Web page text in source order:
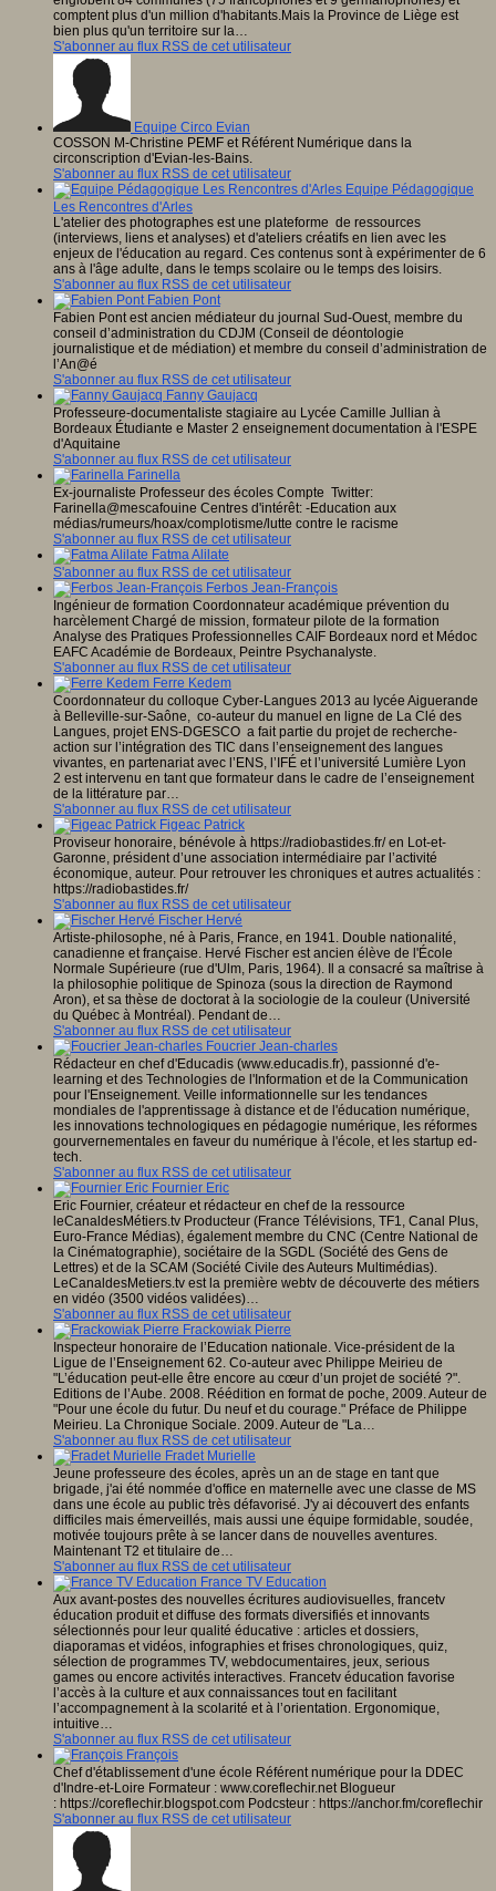
comptent plus d'un million d'habitants.Mais la Province de Liège est
bien plus qu'un territoire sur la…
S'abonner au flux RSS de cet utilisateur
Equipe Circo Evian
COSSON M-Christine PEMF et Référent Numérique dans la
circonscription d'Evian-les-Bains.
S'abonner au flux RSS de cet utilisateur
Equipe Pédagogique
Les Rencontres d'Arles
L'atelier des photographes est une plateforme de ressources
(interviews, liens et analyses) et d'ateliers créatifs en lien avec les
enjeux de l'éducation au regard. Ces contenus sont à expérimenter de 6
ans à l'âge adulte, dans le temps scolaire ou le temps des loisirs.
S'abonner au flux RSS de cet utilisateur
Fabien Pont
Fabien Pont est ancien médiateur du journal Sud-Ouest, membre du
conseil d’administration du CDJM (Conseil de déontologie
journalistique et de médiation) et membre du conseil d’administration de
l’An@é
S'abonner au flux RSS de cet utilisateur
Fanny Gaujacq
Professeure-documentaliste stagiaire au Lycée Camille Jullian à
Bordeaux Étudiante e Master 2 enseignement documentation à l'ESPE
d'Aquitaine
S'abonner au flux RSS de cet utilisateur
Farinella
Ex-journaliste Professeur des écoles Compte Twitter:
Farinella@mescafouine Centres d'intérêt: -Education aux
médias/rumeurs/hoax/complotisme/lutte contre le racisme
S'abonner au flux RSS de cet utilisateur
Fatma Alilate
S'abonner au flux RSS de cet utilisateur
Ferbos Jean-François
Ingénieur de formation Coordonnateur académique prévention du
harcèlement Chargé de mission, formateur pilote de la formation
Analyse des Pratiques Professionnelles CAIF Bordeaux nord et Médoc
EAFC Académie de Bordeaux, Peintre Psychanalyste.
S'abonner au flux RSS de cet utilisateur
Ferre Kedem
Coordonnateur du colloque Cyber-Langues 2013 au lycée Aiguerande
à Belleville-sur-Saône, co-auteur du manuel en ligne de La Clé des
Langues, projet ENS-DGESCO a fait partie du projet de recherche-
action sur l’intégration des TIC dans l’enseignement des langues
vivantes, en partenariat avec l’ENS, l’IFÉ et l’université Lumière Lyon
2 est intervenu en tant que formateur dans le cadre de l’enseignement
de la littérature par…
S'abonner au flux RSS de cet utilisateur
Figeac Patrick
Proviseur honoraire, bénévole à https://radiobastides.fr/ en Lot-et-
Garonne, président d’une association intermédiaire par l’activité
économique, auteur. Pour retrouver les chroniques et autres actualités :
https://radiobastides.fr/
S'abonner au flux RSS de cet utilisateur
Fischer Hervé
Artiste-philosophe, né à Paris, France, en 1941. Double nationalité,
canadienne et française. Hervé Fischer est ancien élève de l'École
Normale Supérieure (rue d'Ulm, Paris, 1964). Il a consacré sa maîtrise à
la philosophie politique de Spinoza (sous la direction de Raymond
Aron), et sa thèse de doctorat à la sociologie de la couleur (Université
du Québec à Montréal). Pendant de…
S'abonner au flux RSS de cet utilisateur
Foucrier Jean-charles
Rédacteur en chef d'Educadis (www.educadis.fr), passionné d'e-
learning et des Technologies de l'Information et de la Communication
pour l'Enseignement. Veille informationnelle sur les tendances
mondiales de l'apprentissage à distance et de l'éducation numérique,
les innovations technologiques en pédagogie numérique, les réformes
gourvernementales en faveur du numérique à l'école, et les startup ed-
tech.
S'abonner au flux RSS de cet utilisateur
Fournier Eric
Eric Fournier, créateur et rédacteur en chef de la ressource
leCanaldesMétiers.tv Producteur (France Télévisions, TF1, Canal Plus,
Euro-France Médias), également membre du CNC (Centre National de
la Cinématographie), sociétaire de la SGDL (Société des Gens de
Lettres) et de la SCAM (Société Civile des Auteurs Multimédias).
LeCanaldesMetiers.tv est la première webtv de découverte des métiers
en vidéo (3500 vidéos validées)…
S'abonner au flux RSS de cet utilisateur
Frackowiak Pierre
Inspecteur honoraire de l’Education nationale. Vice-président de la
Ligue de l’Enseignement 62. Co-auteur avec Philippe Meirieu de
"L’éducation peut-elle être encore au cœur d’un projet de société ?".
Editions de l’Aube. 2008. Réédition en format de poche, 2009. Auteur de
"Pour une école du futur. Du neuf et du courage." Préface de Philippe
Meirieu. La Chronique Sociale. 2009. Auteur de "La…
S'abonner au flux RSS de cet utilisateur
Fradet Murielle
Jeune professeure des écoles, après un an de stage en tant que
brigade, j'ai été nommée d'office en maternelle avec une classe de MS
dans une école au public très défavorisé. J'y ai découvert des enfants
difficiles mais émerveillés, mais aussi une équipe formidable, soudée,
motivée toujours prête à se lancer dans de nouvelles aventures.
Maintenant T2 et titulaire de…
S'abonner au flux RSS de cet utilisateur
France TV Education
Aux avant-postes des nouvelles écritures audiovisuelles, francetv
éducation produit et diffuse des formats diversifiés et innovants
sélectionnés pour leur qualité éducative : articles et dossiers,
diaporamas et vidéos, infographies et frises chronologiques, quiz,
sélection de programmes TV, web­documentaires, jeux, serious
games ou encore activités interactives. Francetv éducation favorise
l’accès à la culture et aux connaissances tout en facilitant
l’accompagnement à la scolarité et à l’orientation. Ergonomique,
intuitive…
S'abonner au flux RSS de cet utilisateur
François
Chef d'établissement d'une école Référent numérique pour la DDEC
d'Indre-et-Loire Formateur : www.coreflechir.net Blogueur
: https://coreflechir.blogspot.com Podcsteur : https://anchor.fm/coreflechir
S'abonner au flux RSS de cet utilisateur